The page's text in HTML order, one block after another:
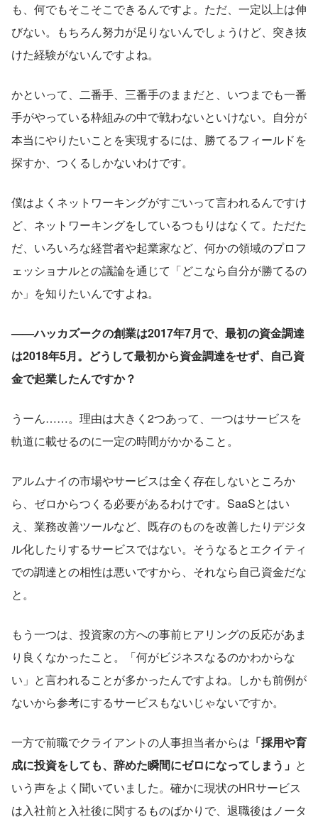
も、何でもそこそこできるんですよ。ただ、一定以上は伸
びない。もちろん努力が足りないんでしょうけど、突き抜
けた経験がないんですよね。
かといって、二番手、三番手のままだと、いつまでも一番
手がやっている枠組みの中で戦わないといけない。自分が
本当にやりたいことを実現するには、勝てるフィールドを
探すか、つくるしかないわけです。
僕はよくネットワーキングがすごいって言われるんですけ
ど、ネットワーキングをしているつもりはなくて。ただた
だ、いろいろな経営者や起業家など、何かの領域のプロフ
ェッショナルとの議論を通じて「どこなら自分が勝てるの
か」を知りたいんですよね。
——ハッカズークの創業は2017年7月で、最初の資金調達
は2018年5月。どうして最初から資金調達をせず、自己資
金で起業したんですか？
うーん……。理由は大きく2つあって、一つはサービスを
軌道に載せるのに一定の時間がかかること。
アルムナイの市場やサービスは全く存在しないところか
ら、ゼロからつくる必要があるわけです。SaaSとはい
え、業務改善ツールなど、既存のものを改善したりデジタ
ル化したりするサービスではない。そうなるとエクイティ
での調達との相性は悪いですから、それなら自己資金だな
と。
もう一つは、投資家の方への事前ヒアリングの反応があま
り良くなかったこと。「何がビジネスなるのかわからな
い」と言われることが多かったんですよね。しかも前例が
ないから参考にするサービスもないじゃないですか。
一方で前職でクライアントの人事担当者からは 「採用や育
成に投資をしても、辞めた瞬間にゼロになってしまう」 と
いう声をよく聞いていました。確かに現状のHRサービス
は入社前と入社後に関するものばかりで、退職後はノータ